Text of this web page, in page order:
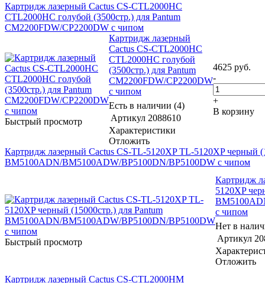
Картридж лазерный Cactus CS-CTL2000HC
CTL2000HC голубой (3500стр.) для Pantum
CM2200FDW/CP2200DW с чипом
Быстрый просмотр
Картридж лазерный
Cactus CS-CTL2000HC
CTL2000HC голубой
(3500стр.) для Pantum
CM2200FDW/CP2200DW
с чипом
Есть в наличии (4)
Артикул 2088610
Характеристики
Отложить
4625 руб.
-
+
В корзину
Картридж лазерный Cactus CS-TL-5120XP TL-5120XP черный
BM5100ADN/BM5100ADW/BP5100DN/BP5100DW с чипом
Быстрый просмотр
Картридж
5120XP
с чипом
Нет в
Артикул
Отложить
Картридж лазерный Cactus CS-CTL2000HM